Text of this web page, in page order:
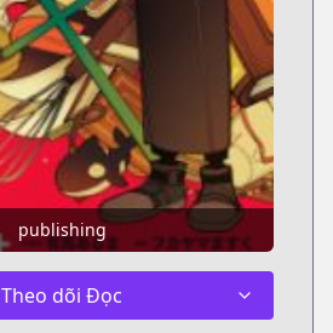
publishing
Theo dõi Đọc